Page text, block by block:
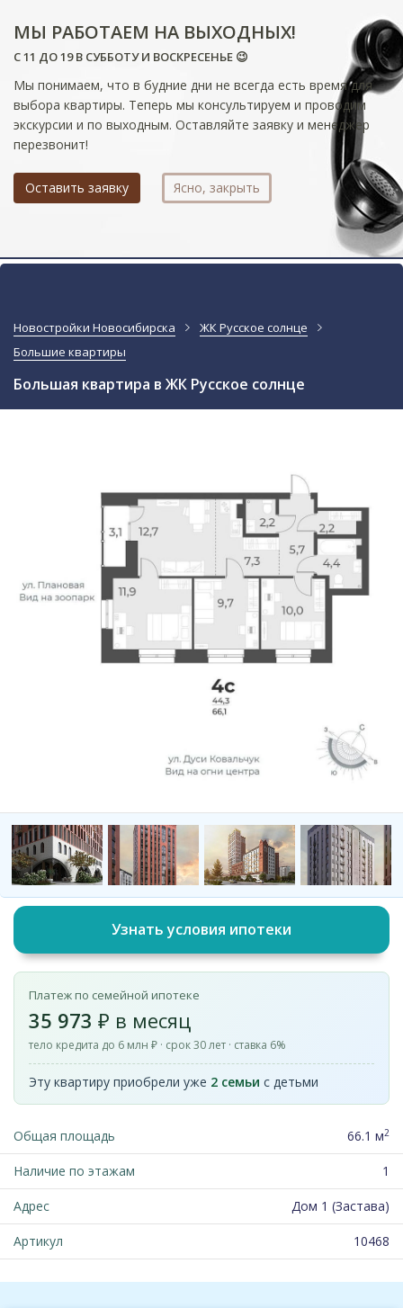
МЫ РАБОТАЕМ НА ВЫХОДНЫХ!
С 11 ДО 19 В СУББОТУ И ВОСКРЕСЕНЬЕ 😉
Мы понимаем, что в будние дни не всегда есть время для
выбора квартиры. Теперь мы консультируем и проводим
экскурсии и по выходным. Оставляйте заявку и менеджер
перезвонит!
Оставить заявку Ясно, закрыть
Новостройки Новосибирска
ЖК Русское солнце
Большие квартиры
Большая квартира в ЖК Русское солнце
Узнать условия ипотеки
Платеж по семейной ипотеке
35 973 ₽ в месяц
тело кредита до 6 млн ₽ · срок 30 лет · ставка 6%
Эту квартиру приобрели уже 2 семьи с детьми
Общая площадь 66.1 м2
Наличие по этажам 1
Адрес Дом 1 (Застава)
Артикул 10468